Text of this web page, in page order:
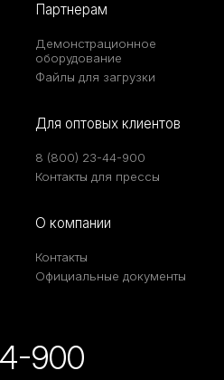
Партнерам
Демонстрационное
оборудование
Файлы для загрузки
Для оптовых клиентов
8 (800) 23-44-900
Контакты для прессы
О компании
Контакты
Официальные документы
900